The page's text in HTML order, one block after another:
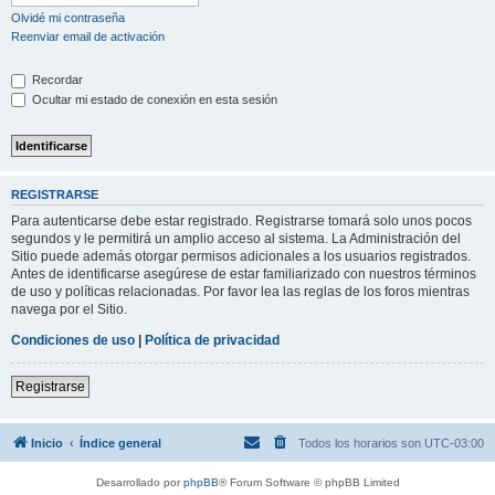
Olvidé mi contraseña
Reenviar email de activación
Recordar
Ocultar mi estado de conexión en esta sesión
REGISTRARSE
Para autenticarse debe estar registrado. Registrarse tomará solo unos pocos
segundos y le permitirá un amplio acceso al sistema. La Administración del
Sitio puede además otorgar permisos adicionales a los usuarios registrados.
Antes de identificarse asegúrese de estar familiarizado con nuestros términos
de uso y políticas relacionadas. Por favor lea las reglas de los foros mientras
navega por el Sitio.
Condiciones de uso | Política de privacidad
Registrarse
Inicio Índice general Todos los horarios son UTC-03:00
Desarrollado porphpBB® Forum Software © phpBB Limited